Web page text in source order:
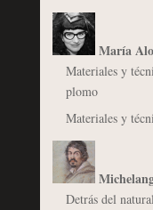
María
Materiales y
plomo
Materiales y
Detrás del